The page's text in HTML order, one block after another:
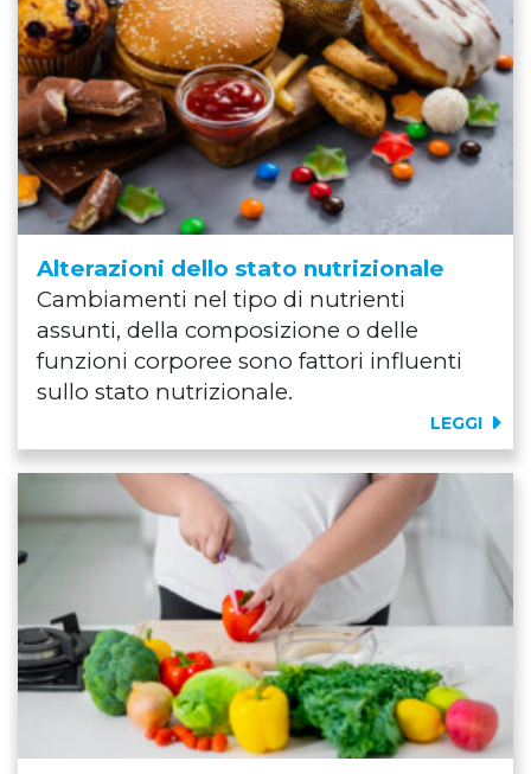
Alterazioni dello stato nutrizionale
Cambiamenti nel tipo di nutrienti
assunti, della composizione o delle
funzioni corporee sono fattori influenti
sullo stato nutrizionale.
LEGGI